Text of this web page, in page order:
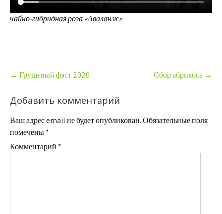
чайно-гибридная роза «Аваланж»
Post
navigation
← Грушевый фэст 2020 Сбор абрикоса →
Добавить комментарий
Ваш адрес email не будет опубликован.Обязательные поля
помечены*
Комментарий *